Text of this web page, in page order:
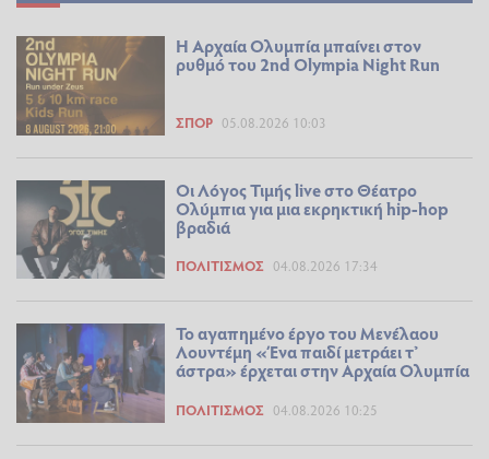
Η Αρχαία Ολυμπία μπαίνει στον
ρυθμό του 2nd Olympia Night Run
ΣΠΟΡ 05.08.2026 10:03
Οι Λόγος Τιμής live στο Θέατρο
Ολύμπια για μια εκρηκτική hip-hop
βραδιά
ΠΟΛΙΤΙΣΜΌΣ 04.08.2026 17:34
Το αγαπημένο έργο του Μενέλαου
Λουντέμη «Ένα παιδί μετράει τ’
άστρα» έρχεται στην Αρχαία Ολυμπία
ΠΟΛΙΤΙΣΜΌΣ 04.08.2026 10:25